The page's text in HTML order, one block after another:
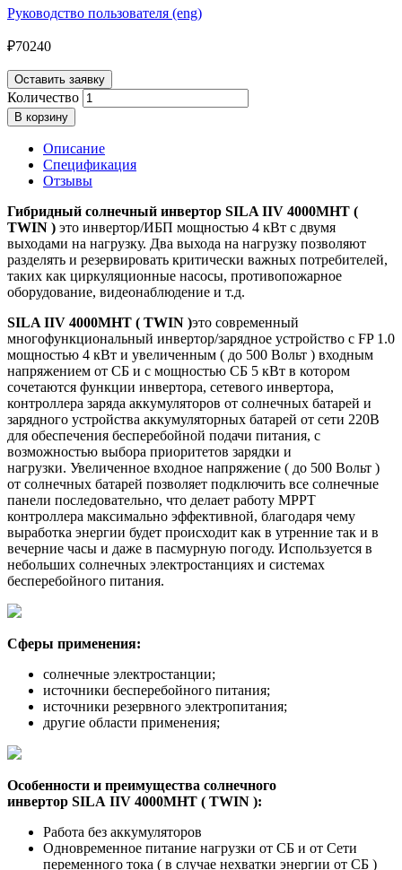
Руководство пользователя (eng)
₽70240
Оставить заявку
Количество
В корзину
Описание
Спецификация
Отзывы
Гибридный солнечный инвертор SILA IIV 4000MHT (
TWIN ) это инвертор/ИБП мощностью 4 кВт с двумя
выходами на нагрузку. Два выхода на нагрузку позволяют
разделять и резервировать критически важных потребителей,
таких как циркуляционные насосы, противопожарное
оборудование, видеонаблюдение и т.д.
SILA IIV 4000MHT ( TWIN )это современный
многофункциональный инвертор/зарядное устройство c FP 1.0
мощностью 4 кВт и увеличенным ( до 500 Вольт ) входным
напряжением от СБ и с мощностью СБ 5 кВт в котором
сочетаются функции инвертора, сетевого инвертора,
контроллера заряда аккумуляторов от солнечных батарей и
зарядного устройства аккумуляторных батарей от сети 220В
для обеспечения бесперебойной подачи питания, с
возможностью выбора приоритетов зарядки и
нагрузки. Увеличенное входное напряжение ( до 500 Вольт )
от солнечных батарей позволяет подключить все солнечные
панели последовательно, что делает работу MPPT
контроллера максимально эффективной, благодаря чему
выработка энергии будет происходит как в утренние так и в
вечерние часы и даже в пасмурную погоду. Используется в
небольших солнечных электростанциях и системах
бесперебойного питания.
Сферы применения:
солнечные электростанции;
источники бесперебойного питания;
источники резервного электропитания;
другие области применения;
Особенности и преимущества солнечного
инвертор SILA IIV 4000MHT ( TWIN ):
Работа без аккумуляторов
Одновременное питание нагрузки от СБ и от Сети
переменного тока ( в случае нехватки энергии от СБ )